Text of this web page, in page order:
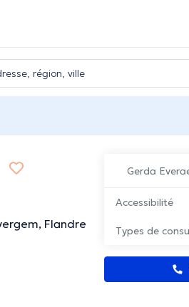
Gerda
Accessibilité
Types de
Flandre